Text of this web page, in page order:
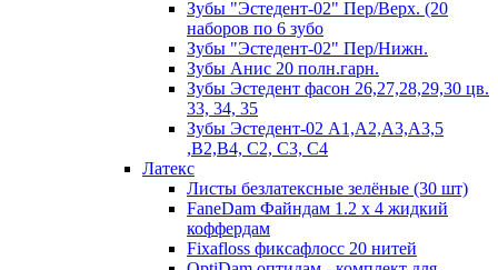
Зубы "Эстедент-02" Пер/Верх. (20
наборов по 6 зубо
Зубы "Эстедент-02" Пер/Нижн.
Зубы Анис 20 полн.гарн.
Зубы Эстедент фасон 26,27,28,29,30 цв.
33, 34, 35
Зубы Эстедент-02 А1,А2,А3,А3,5
,В2,В4, С2, С3, С4
Латекс
Листы безлатексные зелёные (30 шт)
FaneDam Файндам 1.2 х 4 жидкий
коффердам
Fixafloss фиксафлосс 20 нитей